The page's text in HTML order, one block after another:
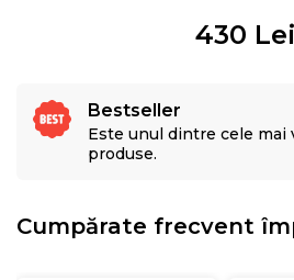
430 Lei
Bestseller
Este unul dintre cele mai
produse.
Cumpărate frecvent